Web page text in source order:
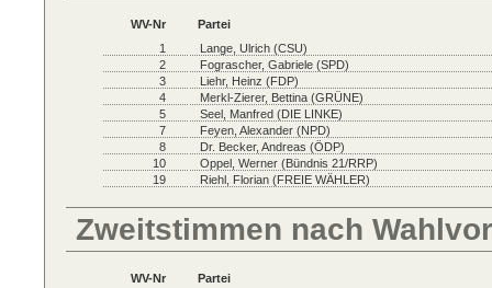
WV-Nr
Partei
1
Lange, Ulrich (CSU)
2
Fograscher, Gabriele (SPD)
3
Liehr, Heinz (FDP)
4
Merkl-Zierer, Bettina (GRÜNE)
5
Seel, Manfred (DIE LINKE)
7
Feyen, Alexander (NPD)
8
Dr. Becker, Andreas (ÖDP)
10
Oppel, Werner (Bündnis 21/RRP)
19
Riehl, Florian (FREIE WÄHLER)
Zweitstimmen nach
WV-Nr
Partei